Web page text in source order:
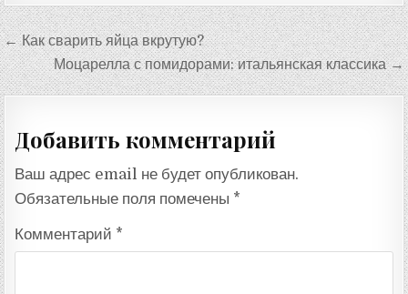
Навигация
по
записям
← Как сварить яйца вкрутую?
Моцарелла с помидорами: итальянская классика →
Добавить комментарий
Ваш адрес email не будет опубликован.
Обязательные поля помечены *
Комментарий *